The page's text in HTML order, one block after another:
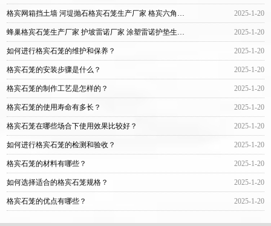
格宾网箱挡土墙 河堤抛石格宾石笼生产厂家 格宾六角网厂家 2025-1-20
蜂巢格宾石笼生产厂家 护坡雷诺厂家 涂塑雷诺护垫生产厂家 2025-1-20
如何进行格宾石笼的维护和保养？ 2025-1-20
格宾石笼的安装步骤是什么？ 2025-1-20
格宾石笼的制作工艺是怎样的？ 2025-1-20
格宾石笼的使用寿命有多长？ 2025-1-20
格宾石笼在哪些场合下使用效果比较好？ 2025-1-20
如何进行格宾石笼的检测和验收？ 2025-1-20
格宾石笼的材料有哪些？ 2025-1-20
如何选择适合的格宾石笼规格？ 2025-1-20
格宾石笼的优点有哪些？ 2025-1-20